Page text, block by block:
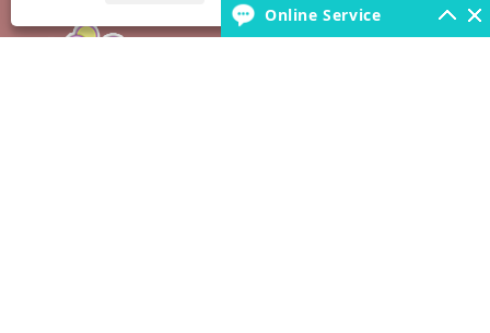
Online Service